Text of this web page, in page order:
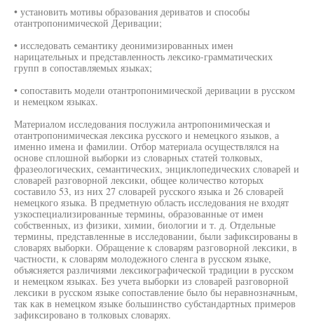
• установить мотивы образования дериватов и способы
отантропонимической Деривации;
• исследовать семантику деонимизированных имен
нарицательных и представленность лексико-грамматических
групп в сопоставляемых языках;
• сопоставить модели отантропонимической деривации в русском
и немецком языках.
Материалом исследования послужила антропонимическая и
отантропонимическая лексика русского и немецкого языков, а
именно имена и фамилии. Отбор материала осуществлялся на
основе сплошной выборки из словарных статей толковых,
фразеологических, семантических, энциклопедических словарей и
словарей разговорной лексики, общее количество которых
составило 53, из них 27 словарей русского языка и 26 словарей
немецкого языка. В предметную область исследования не входят
узкоспециализированные термины, образованные от имен
собственных, из физики, химии, биологии и т. д. Отдельные
термины, представленные в исследовании, были зафиксированы в
словарях выборки. Обращение к словарям разговорной лексики, в
частности, к словарям молодежного сленга в русском языке,
объясняется различиями лексикографической традиции в русском
и немецком языках. Без учета выборки из словарей разговорной
лексики в русском языке сопоставление было бы неравнозначным,
так как в немецком языке большинство субстандартных примеров
зафиксировано в толковых словарях.